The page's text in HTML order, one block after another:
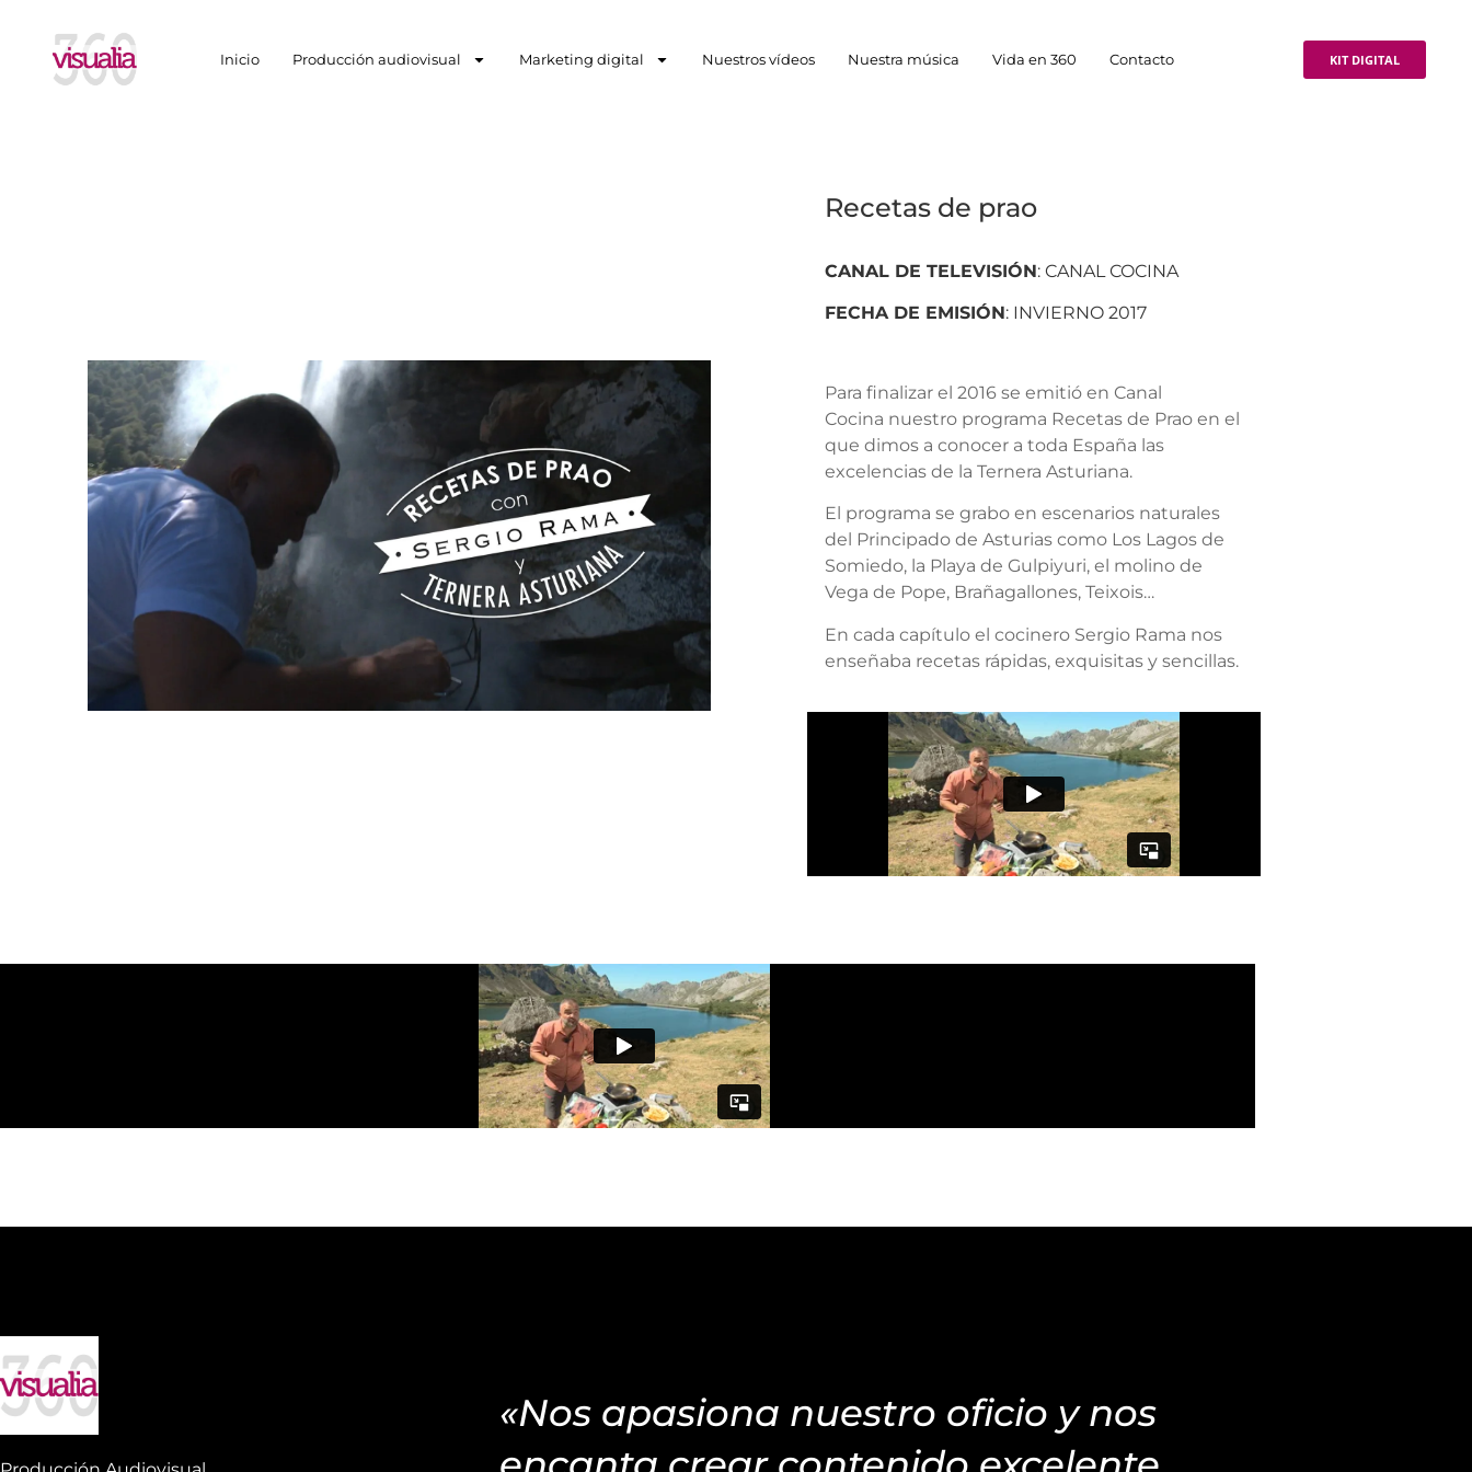
Inicio Producción audiovisual Marketing digital Nuestros vídeos Nuestra música Vida en 360 Contacto KIT DIGITAL
Recetas de prao
CANAL DE TELEVISIÓN: CANAL COCINA
FECHA DE EMISIÓN: INVIERNO 2017
Para finalizar el 2016 se emitió en Canal
Cocina nuestro programa Recetas de Prao en el
que dimos a conocer a toda España las
excelencias de la Ternera Asturiana.
El programa se grabo en escenarios naturales
del Principado de Asturias como Los Lagos de
Somiedo, la Playa de Gulpiyuri, el molino de
Vega de Pope, Brañagallones, Teixois…
En cada capítulo el cocinero Sergio Rama nos
enseñaba recetas rápidas, exquisitas y sencillas.
«Nos apasiona nuestro oficio y nos